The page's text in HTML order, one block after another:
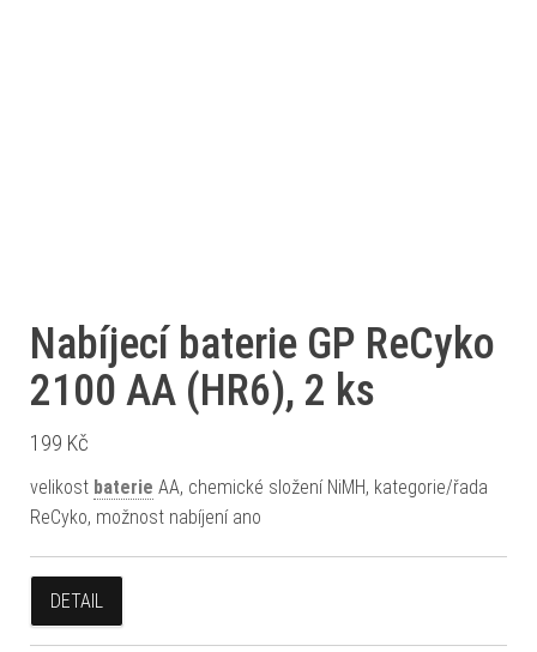
Nabíjecí baterie GP ReCyko
2100 AA (HR6), 2 ks
199 Kč
velikost baterie AA, chemické složení NiMH, kategorie/řada
ReCyko, možnost nabíjení ano
DETAIL